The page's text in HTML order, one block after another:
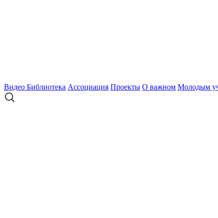
Видео Библиотека Ассоциация Проекты О важном Молодым